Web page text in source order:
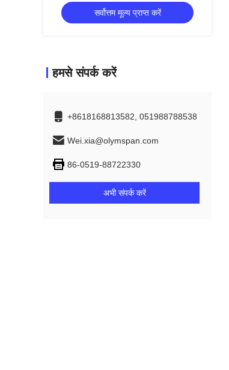
सर्वोत्तम मूल्य प्राप्त करें
हमसे संपर्क करें
+8618168813582, 051988788538
Wei.xia@olymspan.com
86-0519-88722330
अभी संपर्क करें